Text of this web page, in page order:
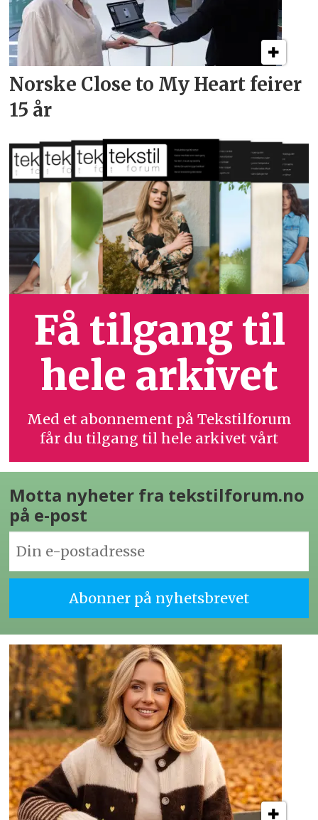
Norske Close to My Heart feirer
15 år
Få tilgang til
hele arkivet
Med et abonnement på Tekstilforum
får du tilgang til hele arkivet vårt
Motta nyheter fra tekstilforum.no
på e-post